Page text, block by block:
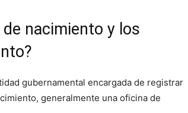
nacimiento y los
gubernamental encargada de registrar
generalmente una oficina de